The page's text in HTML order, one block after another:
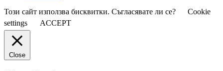
Този сайт използва бисквитки. Съгласявате ли се?
Cookie
settings
ACCEPT
Close